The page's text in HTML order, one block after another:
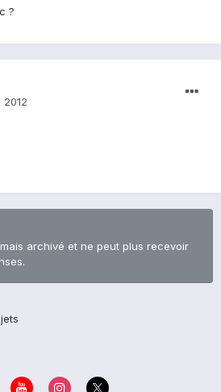
?
2012
archivé et ne peut plus recevoir